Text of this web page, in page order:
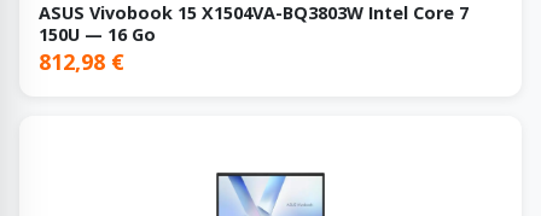
ASUS Vivobook 15 X1504VA-BQ3803W Intel Core 7
150U — 16 Go
812,98 €